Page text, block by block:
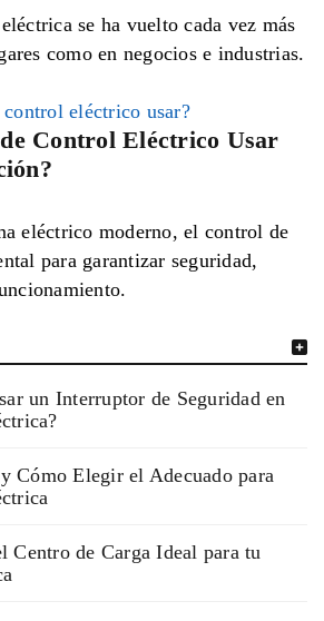
se ha vuelto cada vez más
como en negocios e industrias.
Control Eléctrico Usar
eléctrico moderno, el control de
para garantizar seguridad,
un Interruptor de Seguridad en
Cómo Elegir el Adecuado para
Centro de Carga Ideal para tu